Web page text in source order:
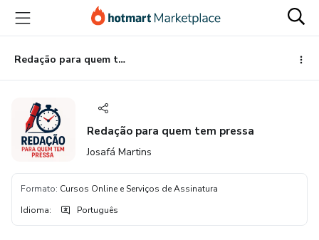
para
conteúdo
principal
para
pagamento
para
rodapé
Redação para quem tem pressa
Redação para quem tem pressa
Josafá Martins
Formato: Cursos Online e Serviços de Assinatura
Idioma: Português